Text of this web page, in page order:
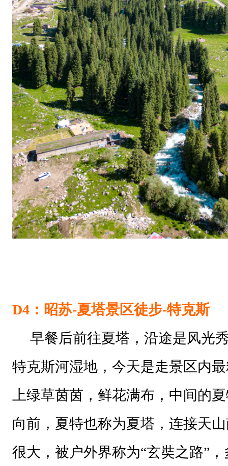
D4： 昭苏-夏塔景区徒步-特克斯
早餐后前往夏塔，沿途是风光
特克斯河湿地，今天是走景区内
上绿草茵茵，鲜花满布，中间的
向前，夏特也称为夏塔，连接天
很大，被户外界称为“玄奘之路”